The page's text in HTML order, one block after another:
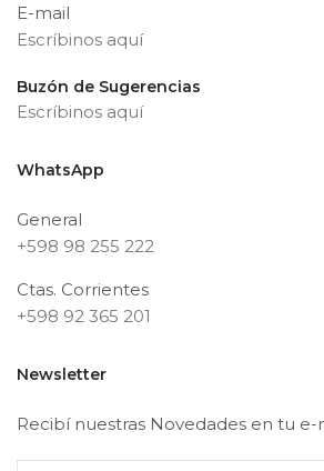
E-mail
Escríbinos aquí
Buzón de Sugerencias
Escríbinos aquí
WhatsApp
General
+598 98 255 222
Ctas. Corrientes
+598 92 365 201
Newsletter
Recibí nuestras Novedades en tu e-